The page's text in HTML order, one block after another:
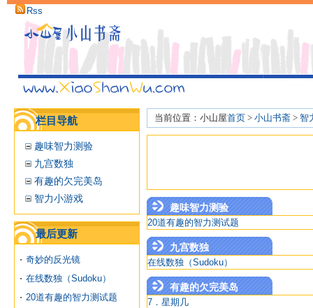
Rss
栏目导航
趣味智力测验
九宫数独
有趣的欠完美岛
智力小游戏
最后更新
奇妙的反光镜
在线数独（Sudoku）
20道有趣的智力测试题
当前位置：小山屋首页 > 小山书斋 > 智
趣味智力测验
20道有趣的智力测试题
九宫数独
在线数独（Sudoku）
有趣的欠完美岛
7．星期几